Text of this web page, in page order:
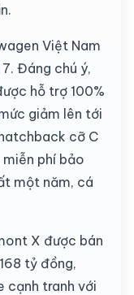
Việt Nam
Đáng chú ý,
hỗ trợ 100%
giảm lên tới
cỡ C
phí bảo
một năm, cá
X được bán
tỷ đồng,
cạnh tranh với